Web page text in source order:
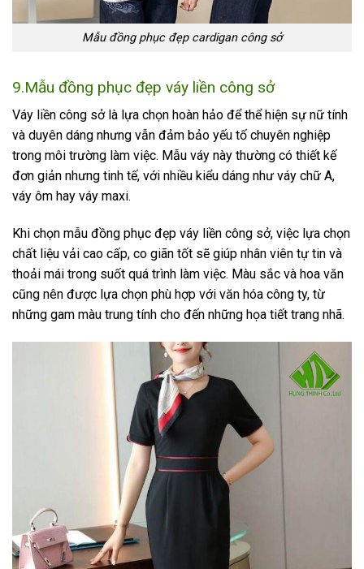
Mẫu đồng phục đẹp cardigan công sở
9.Mẫu đồng phục đẹp váy liền công sở
Váy liền công sở là lựa chọn hoàn hảo để thể hiện sự nữ tính
và duyên dáng nhưng vẫn đảm bảo yếu tố chuyên nghiệp
trong môi trường làm việc. Mẫu váy này thường có thiết kế
đơn giản nhưng tinh tế, với nhiều kiểu dáng như váy chữ A,
váy ôm hay váy maxi.
Khi chọn mẫu đồng phục đẹp váy liền công sở, việc lựa chọn
chất liệu vải cao cấp, co giãn tốt sẽ giúp nhân viên tự tin và
thoải mái trong suốt quá trình làm việc. Màu sắc và hoa văn
cũng nên được lựa chọn phù hợp với văn hóa công ty, từ
những gam màu trung tính cho đến những họa tiết trang nhã.